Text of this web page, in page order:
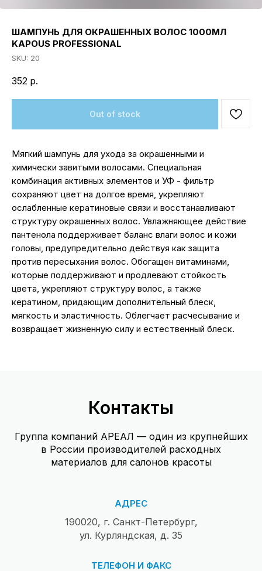
ШАМПУНЬ ДЛЯ ОКРАШЕННЫХ ВОЛОС 1000МЛ
KAPOUS PROFESSIONAL
SKU: 20
352 р.
Out of stock
Мягкий шампунь для ухода за окрашенными и
химически завитыми волосами. Специальная
комбинация активных элементов и УФ - фильтр
сохраняют цвет на долгое время, укрепляют
ослабленные кератиновые связи и восстанавливают
структуру окрашенных волос. Увлажняющее действие
пантенола поддерживает баланс влаги волос и кожи
головы, предупредительно действуя как защита
против пересыхания волос. Обогащен витаминами,
которые поддерживают и продлевают стойкость
цвета, укрепляют структуру волос, а также
кератином, придающим дополнительный блеск,
мягкость и эластичность. Облегчает расчесывание и
возвращает жизненную силу и естественный блеск.
Контакты
Группа компаний АРЕАЛ — один из крупнейших
в России производителей расходных
материалов для салонов красоты
АДРЕС
190020, г. Санкт-Петербург,
ул. Курляндская, д. 35
ТЕЛЕФОН И ФАКС